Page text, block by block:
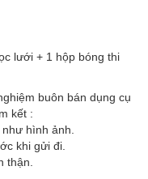
lưới + 1 hộp bóng thi
buôn bán dụng cụ
kết :
hình ảnh.
khi gửi đi.
thận.